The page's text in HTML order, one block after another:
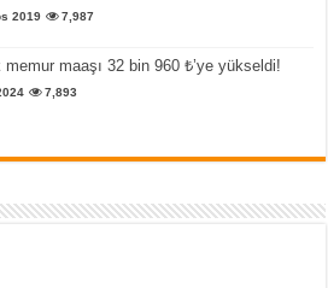
2019 7,987
memur maaşı 32 bin 960 ₺’ye yükseldi!
7,893